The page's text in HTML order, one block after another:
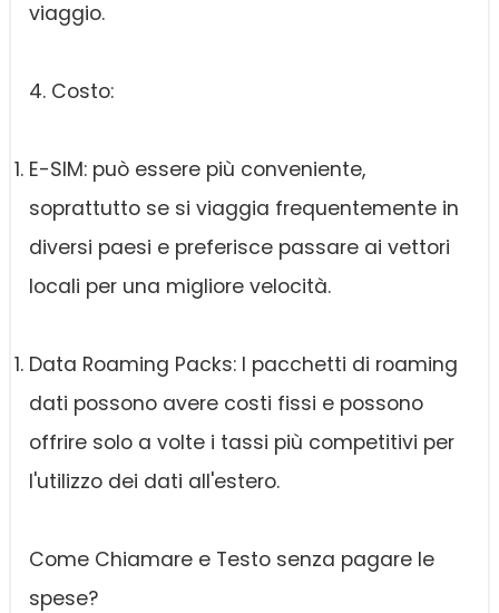
viaggio.
4. Costo:
E-SIM: può essere più conveniente,
soprattutto se si viaggia frequentemente in
diversi paesi e preferisce passare ai vettori
locali per una migliore velocità.
Data Roaming Packs: I pacchetti di roaming
dati possono avere costi fissi e possono
offrire solo a volte i tassi più competitivi per
l'utilizzo dei dati all'estero.
Come Chiamare e Testo senza pagare le
spese?